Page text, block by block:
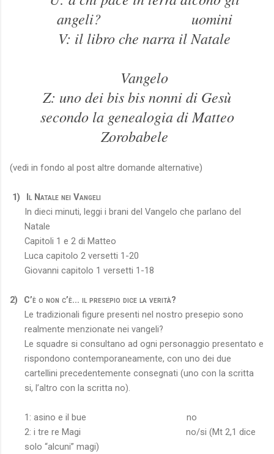
angeli? uomini
V: il libro che narra il Natale
Vangelo
Z: uno dei bis bis nonni di Gesù
secondo la genealogia di Matteo
Zorobabele
(vedi in fondo al post altre domande alternative)
1)
Il Natale nei Vangeli
In dieci minuti, leggi i brani del Vangelo che parlano del
Natale
Capitoli 1 e 2 di Matteo
Luca capitolo 2 versetti 1-20
Giovanni capitolo 1 versetti 1-18
2)
C’è o non c’è… il presepio dice la verità?
Le tradizionali figure presenti nel nostro presepio sono
realmente menzionate nei vangeli?
Le squadre si consultano ad ogni personaggio presentato e
rispondono contemporaneamente, con uno dei due
cartellini precedentemente consegnati (uno con la scritta
si, l’altro con la scritta no).
1: asino e il bue
no
2: i tre re Magi
no/si (Mt 2,1 dice
solo “alcuni” magi)